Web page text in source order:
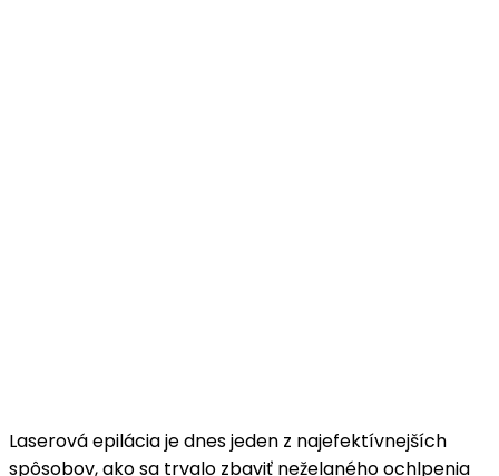
Laserová epilácia je dnes jeden z najefektívnejších
spôsobov, ako sa trvalo zbaviť neželaného ochlpenia